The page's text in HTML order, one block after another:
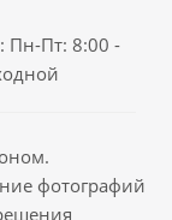
Пн-Пт: 8:00 -
фотографий